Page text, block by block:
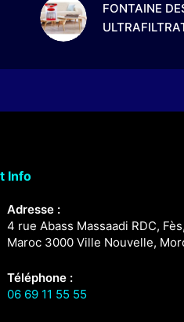
FONTAINE
Info
Adresse :
4 rue Abass Massaadi RDC,
Maroc 3000 Ville Nouvelle,
Téléphone :
06 69 11 55 55